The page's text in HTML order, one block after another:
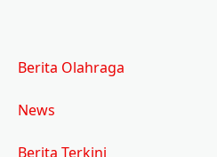
Berita Olahraga
News
Berita Terkini